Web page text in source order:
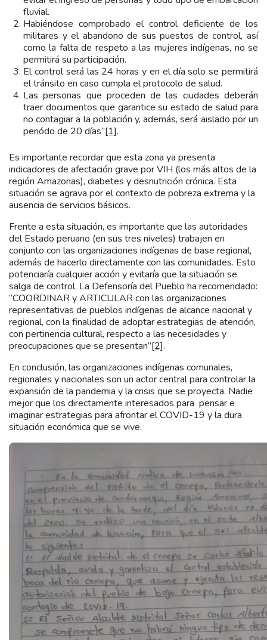
fluvial.
Habiéndose comprobado el control deficiente de los
militares y el abandono de sus puestos de control, así
como la falta de respeto a las mujeres indígenas, no se
permitirá su participación.
El control será las 24 horas y en el día solo se permitirá
el tránsito en caso cumpla el protocolo de salud.
Las personas que proceden de las ciudades deberán
traer documentos que garantice su estado de salud para
no contagiar a la población y, además, será aislado por un
periódo de 20 días”[1].
Es importante recordar que esta zona ya presenta
indicadores de afectación grave por VIH (los más altos de la
región Amazonas), diabetes y desnutrición crónica. Esta
situación se agrava por el contexto de pobreza extrema y la
ausencia de servicios básicos.
Frente a esta situación, es importante que las autoridades
del Estado peruano (en sus tres niveles) trabajen en
conjunto con las organizaciones indígenas de base regional,
además de hacerlo directamente con las comunidades. Esto
potenciaría cualquier acción y evitaría que la situación se
salga de control. La Defensoría del Pueblo ha recomendado:
“COORDINAR y ARTICULAR con las organizaciones
representativas de pueblos indígenas de alcance nacional y
regional, con la finalidad de adoptar estrategias de atención,
con pertinencia cultural, respecto a las necesidades y
preocupaciones que se presentan”[2].
En conclusión, las organizaciones indígenas comunales,
regionales y nacionales son un actor central para controlar la
expansión de la pandemia y la crisis que se proyecta. Nadie
mejor que los directamente interesados para pensar e
imaginar estrategias para afrontar el COVID-19 y la dura
situación económica que se vive.